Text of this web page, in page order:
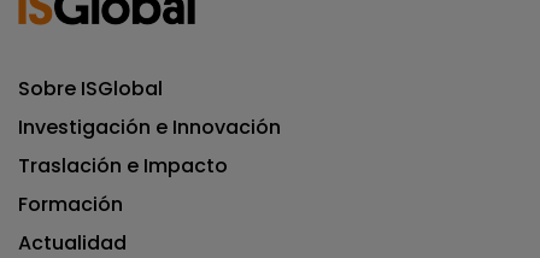
Sobre ISGlobal
Investigación e Innovación
Traslación e Impacto
Formación
Actualidad